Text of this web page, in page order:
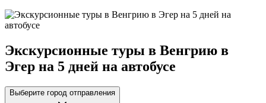
Экскурсионные туры в Венгрию в
Эгер на 5 дней на автобусе
Выберите город отправления